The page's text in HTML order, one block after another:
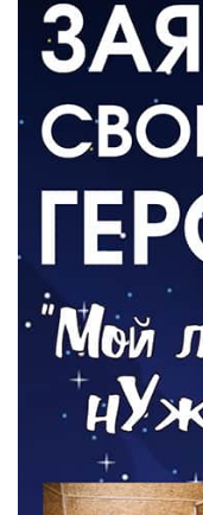
ВЛАСТЬ
День памяти
06.08.2026
Новый настил
05.08.2026